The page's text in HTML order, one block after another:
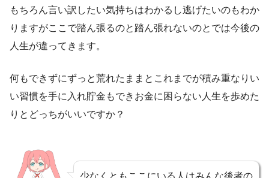
もちろん言い訳したい気持ちはわかるし逃げたいのもわか
りますがここで踏ん張るのと踏ん張れないのとでは今後の
人生が違ってきます。
何もできずにずっと荒れたままとこれまでが積み重なりい
い習慣を手に入れ貯金もできお金に困らない人生を歩めた
りとどっちがいいですか？